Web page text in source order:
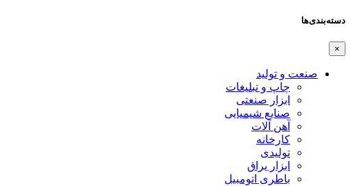
دسته‌بندی‌ها
×
صنعت و تولید
چاپ و تبلیغات
ابزار صنعتی
صنایع شیمیایی
آهن آلات
کارخانه
تولیدی
ابزار یراق
باطری اتومبیل